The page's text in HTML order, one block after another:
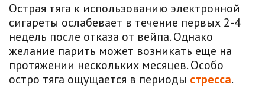
Острая тяга к использованию электронной
сигареты ослабевает в течение первых 2-4
недель после отказа от вейпа. Однако
желание парить может возникать еще на
протяжении нескольких месяцев. Особо
остро тяга ощущается в периоды стресса.